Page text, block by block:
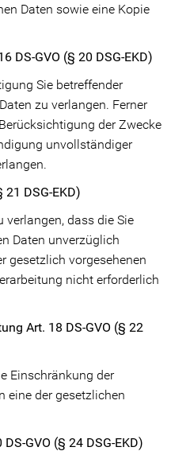
Daten sowie eine Kopie
DS-GVO (§ 20 DSG-EKD)
Sie betreffender
zu verlangen. Ferner
der Zwecke
unvollständiger
21 DSG-EKD)
verlangen, dass die Sie
Daten unverzüglich
gesetzlich vorgesehenen
nicht erforderlich
Art. 18 DS-GVO (§ 22
Einschränkung der
eine der gesetzlichen
GVO (§ 24 DSG-EKD)